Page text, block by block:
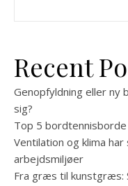
Recent
Genopfyldning eller ny
sig?
Top 5
Ventilation og klima
arbejdsmiljøer
Fra græs til kunstgræs: